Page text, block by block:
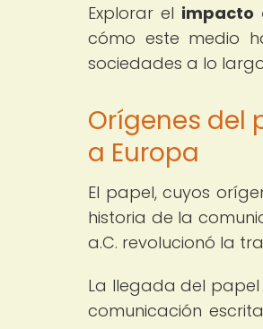
Explorar el impacto
cómo este medio
sociedades a lo
Orígenes del
a Europa
El papel, cuyos
historia de la
a.C. revolucionó la
La llegada del
comunicación